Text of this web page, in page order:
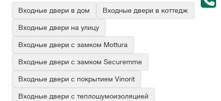
Входные двери в дом Входные двери в коттедж
Входные двери на улицу
Входные двери с замком Mottura
Входные двери с замком Securemme
Входные двери с покрытием Vinorit
Входные двери с теплошумоизоляцией